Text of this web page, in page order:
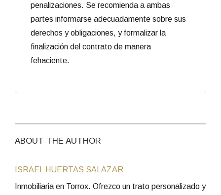
penalizaciones. Se recomienda a ambas
partes informarse adecuadamente sobre sus
derechos y obligaciones, y formalizar la
finalización del contrato de manera
fehaciente.
ABOUT THE AUTHOR
ISRAEL HUERTAS SALAZAR
Inmobiliaria en Torrox. Ofrezco un trato personalizado y